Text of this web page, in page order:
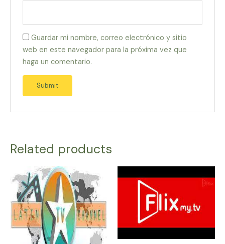
Guardar mi nombre, correo electrónico y sitio
web en este navegador para la próxima vez que
haga un comentario.
Related products